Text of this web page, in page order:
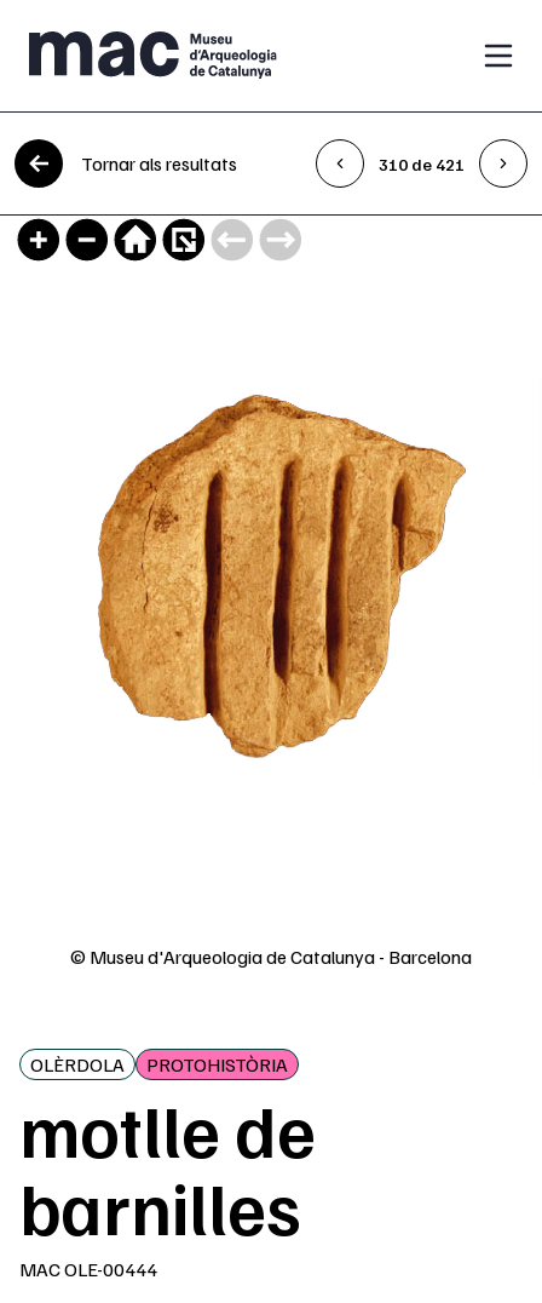
Vés al contingut
Tornar als resultats 310 de 421
© Museu d'Arqueologia de Catalunya - Barcelona
OLÈRDOLA PROTOHISTÒRIA
motlle de
barnilles
MAC OLE-00444